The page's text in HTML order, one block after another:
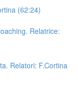
(62:24)
Relatrice:
Relatori: F.Cortina